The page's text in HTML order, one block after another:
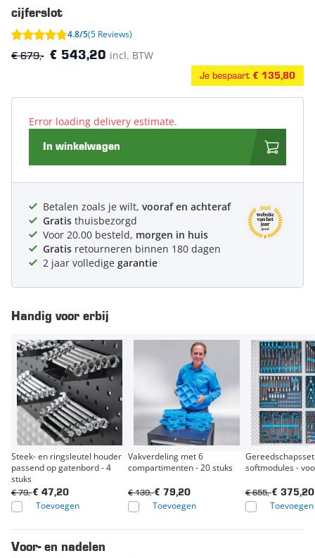
cijferslot
4.8/5(5 Reviews)
€ 679,- € 543,20 incl. BTW
Je bespaart € 135,80
Error loading delivery estimate.
In winkelwagen
Betalen zoals je wilt, vooraf en achteraf
Gratis thuisbezorgd
Voor 20.00 besteld, morgen in huis
Gratis retourneren binnen 180 dagen
2 jaar volledige garantie
Handig voor erbij
Steek- en ringsleutel houder
passend op gatenbord - 4
stuks
€ 47,20
€ 79,-
Toevoegen
Vakverdeling met 6
compartimenten - 20 stuks
€ 79,20
€ 139,-
Toevoegen
softmodules -
€ 375,20
€ 655,-
Toevoegen
Voor- en nadelen